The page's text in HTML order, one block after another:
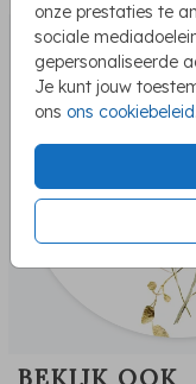
onze prestaties te
sociale
gepersonaliseerde
Je kunt jouw
ons ons cookiebeleid
BEKIJK OOK